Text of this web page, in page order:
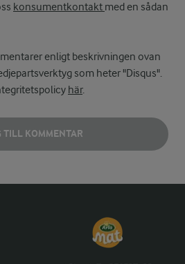
konsumentkontakt med en sådan
enligt beskrivningen ovan
som heter "Disqus".
här.
TILL KOMMENTAR